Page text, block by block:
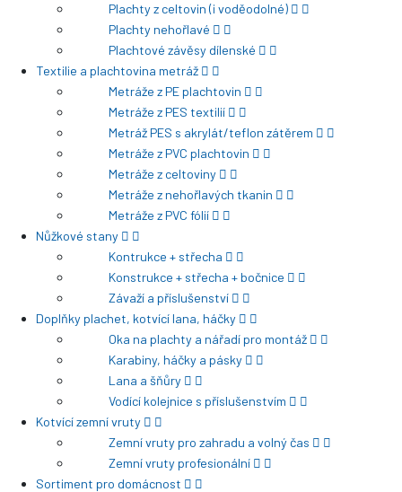
Plachty z celtovin (i voděodolné)
Plachty nehořlavé
Plachtové závěsy dílenské
Textilie a plachtovina metráž
Metráže z PE plachtovin
Metráže z PES textilií
Metráž PES s akrylát/teflon zátěrem
Metráže z PVC plachtovin
Metráže z celtoviny
Metráže z nehořlavých tkanin
Metráže z PVC fólií
Nůžkové stany
Kontrukce + střecha
Konstrukce + střecha + bočnice
Závaží a příslušenství
Doplňky plachet, kotvící lana, háčky
Oka na plachty a nářadí pro montáž
Karabiny, háčky a pásky
Lana a šňůry
Vodící kolejnice s příslušenstvím
Kotvící zemní vruty
Zemní vruty pro zahradu a volný čas
Zemní vruty profesionální
Sortiment pro domácnost